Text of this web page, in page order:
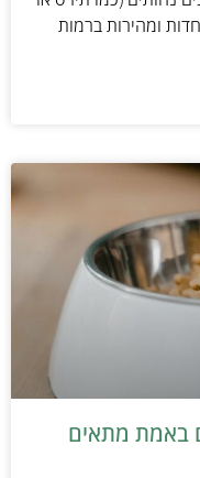
ומהירות ברמות
באמת מתאים